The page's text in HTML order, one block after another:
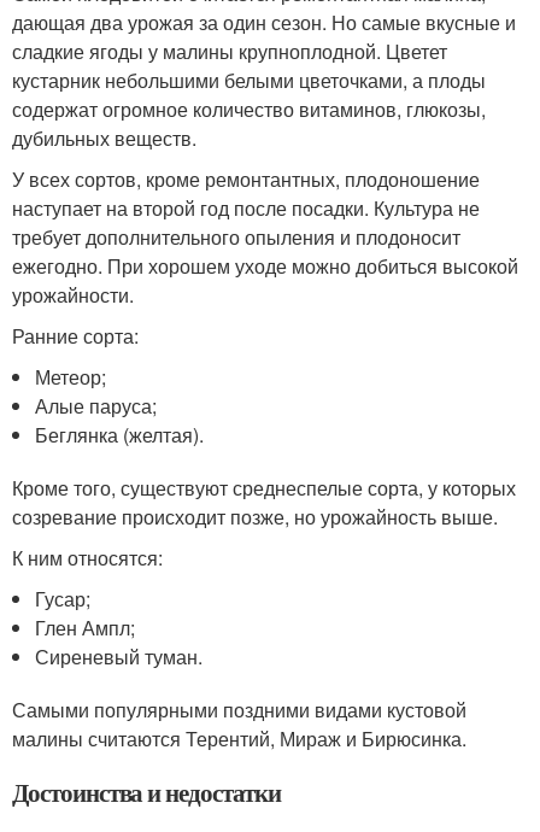
дающая два урожая за один сезон. Но самые вкусные и
сладкие ягоды у малины крупноплодной. Цветет
кустарник небольшими белыми цветочками, а плоды
содержат огромное количество витаминов, глюкозы,
дубильных веществ.
У всех сортов, кроме ремонтантных, плодоношение
наступает на второй год после посадки. Культура не
требует дополнительного опыления и плодоносит
ежегодно. При хорошем уходе можно добиться высокой
урожайности.
Ранние сорта:
Метеор;
Алые паруса;
Беглянка (желтая).
Кроме того, существуют среднеспелые сорта, у которых
созревание происходит позже, но урожайность выше.
К ним относятся:
Гусар;
Глен Ампл;
Сиреневый туман.
Самыми популярными поздними видами кустовой
малины считаются Терентий, Мираж и Бирюсинка.
Достоинства и недостатки